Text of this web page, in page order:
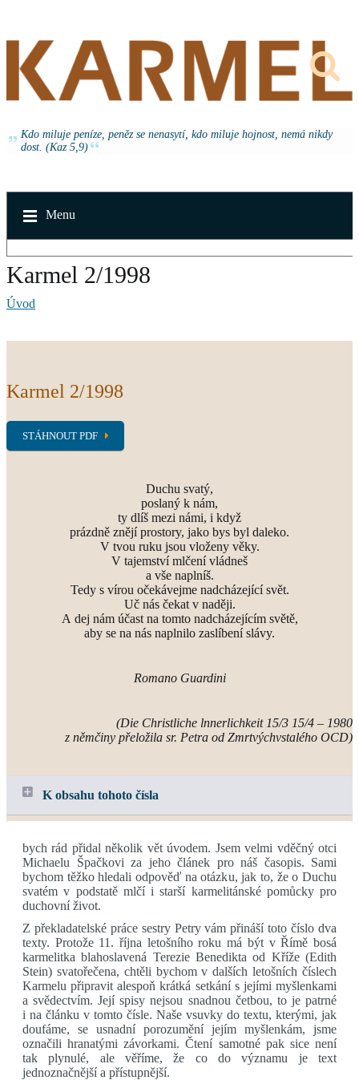
Kdo miluje peníze, peněz se nenasytí, kdo miluje hojnost, nemá nikdy
dost. (Kaz 5,9)
Menu
Karmel 2/1998
Úvod
Karmel 2/1998
STÁHNOUT PDF
Duchu svatý,
poslaný k nám,
ty dlíš mezi námi, i když
prázdně znějí prostory, jako bys byl daleko.
V tvou ruku jsou vloženy věky.
V tajemství mlčení vládneš
a vše naplníš.
Tedy s vírou očekávejme nadcházející svět.
Uč nás čekat v naději.
A dej nám účast na tomto nadcházejícím světě,
aby se na nás naplnilo zaslíbení slávy.
Romano Guardini
(Die Christliche lnnerlichkeit 15/3 15/4 – 1980
z němčiny přeložila sr. Petra od Zmrtvýchvstalého OCD)
K obsahu tohoto čísla
bych rád přidal několik vět úvodem. Jsem velmi vděčný otci
Michaelu Špačkovi za jeho článek pro náš časopis. Sami
bychom těžko hledali odpověď na otázku, jak to, že o Duchu
svatém v podstatě mlčí i starší karmelitánské pomůcky pro
duchovní život.
Z překladatelské práce sestry Petry vám přináší toto číslo dva
texty. Protože 11. října letošního roku má být v Římě bosá
karmelitka blahoslavená Terezie Benedikta od Kříže (Edith
Stein) svatořečena, chtěli bychom v dalších letošních číslech
Karmelu připravit alespoň krátká setkání s jejími myšlenkami
a svědectvím. Její spisy nejsou snadnou četbou, to je patrné
i na článku v tomto čísle. Naše vsuvky do textu, kterými, jak
doufáme, se usnadní porozumění jejím myšlenkám, jsme
označili hranatými závorkami. Čtení samotné pak sice není
tak plynulé, ale věříme, že co do významu je text
jednoznačnější a přístupnější.